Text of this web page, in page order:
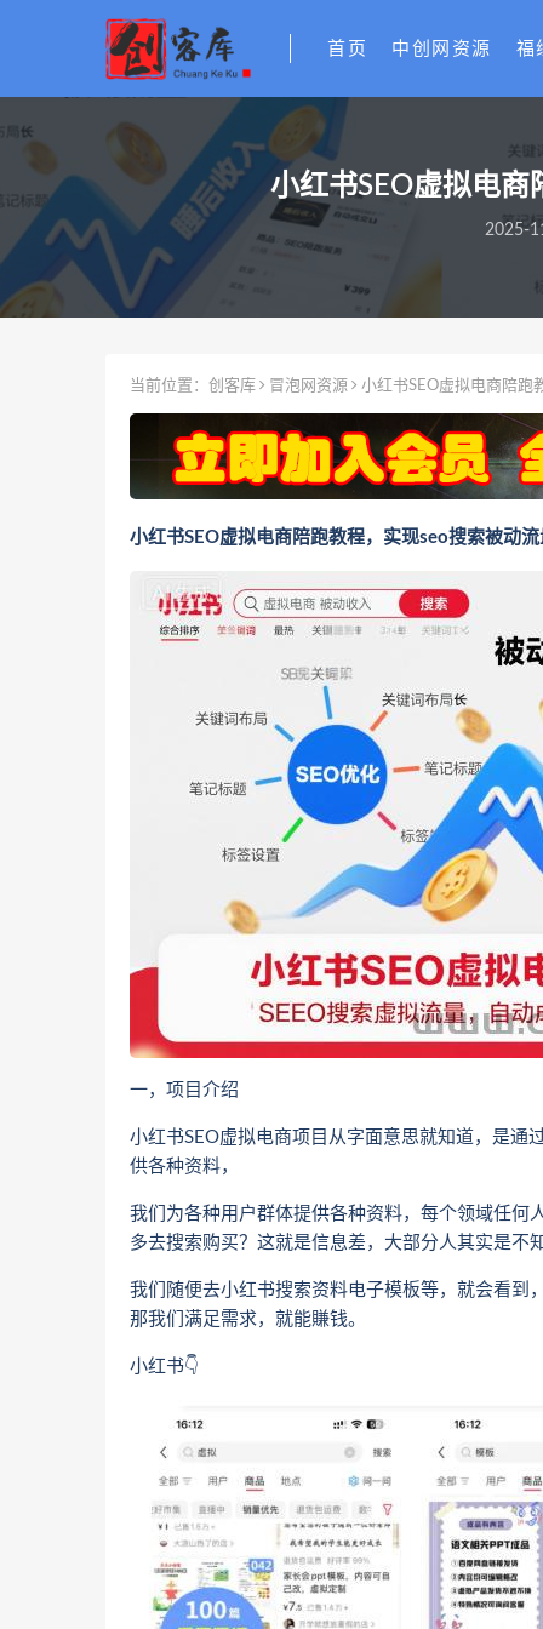
首页 中创网资源 福
小红书SEO虚拟电
2025-
当前位置： 创客库 冒泡网资源 小红书SEO虚拟电商陪跑
小红书SEO虚拟电商陪跑教程，实现seo搜索被动
一，项目介绍
小红书SEO虚拟电商项目从字面意思就知道，是通
供各种资料，
我们为各种用户群体提供各种资料，每个领域任何
多去搜索购买？这就是信息差，大部分人其实是不
我们随便去小红书搜索资料电子模板等，就会看到
那我们满足需求，就能賺钱。
小红书👇